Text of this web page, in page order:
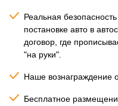
Реальная
постановке авто в
договор, где
"на руки".
Наше вознаграждение
Бесплатное